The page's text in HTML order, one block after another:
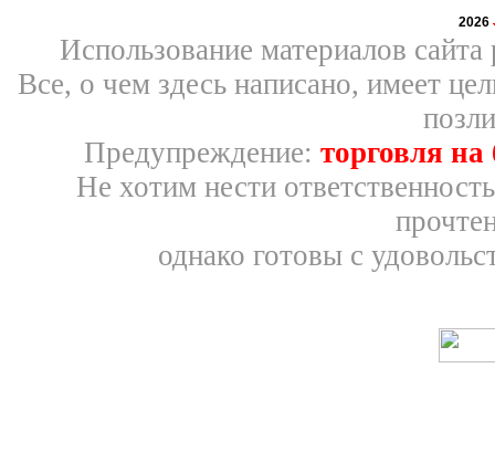
2026
Использование материалов
Все, о чем здесь написано, имеет
Предупреждение: торговля
Не хотим нести
однако готовы с